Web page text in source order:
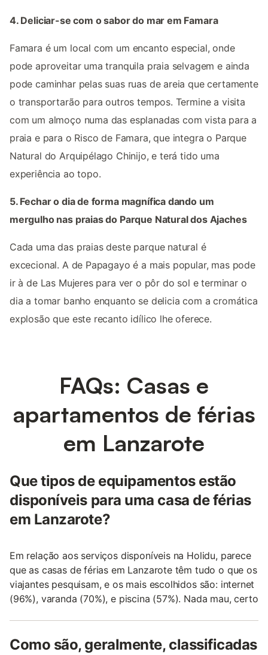
4. Deliciar-se com o sabor do mar em Famara
Famara é um local com um encanto especial, onde
pode aproveitar uma tranquila praia selvagem e ainda
pode caminhar pelas suas ruas de areia que certamente
o transportarão para outros tempos. Termine a visita
com um almoço numa das esplanadas com vista para a
praia e para o Risco de Famara, que integra o Parque
Natural do Arquipélago Chinijo, e terá tido uma
experiência ao topo.
5. Fechar o dia de forma magnífica dando um
mergulho nas praias do Parque Natural dos Ajaches
Cada uma das praias deste parque natural é
excecional. A de Papagayo é a mais popular, mas pode
ir à de Las Mujeres para ver o pôr do sol e terminar o
dia a tomar banho enquanto se delicia com a cromática
explosão que este recanto idílico lhe oferece.
FAQs: Casas e
apartamentos de férias
em Lanzarote
Que tipos de equipamentos estão
disponíveis para uma casa de férias
em Lanzarote?
Em relação aos serviços disponíveis na Holidu, parece
que as casas de férias em Lanzarote têm tudo o que os
viajantes pesquisam, e os mais escolhidos são: internet
(96%), varanda (70%), e piscina (57%). Nada mau, certo
Como são, geralmente, classificadas